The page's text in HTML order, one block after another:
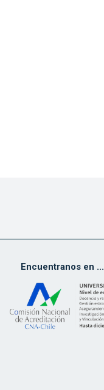
Encuentranos en ...